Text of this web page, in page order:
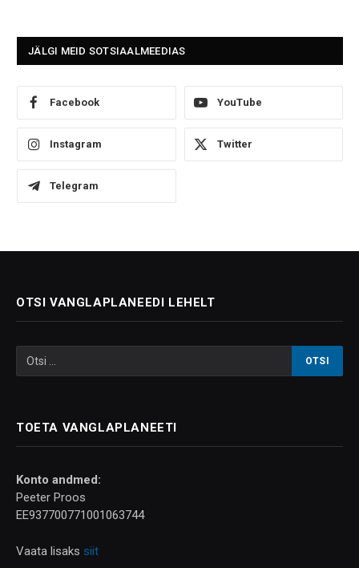
JÄLGI MEID SOTSIAALMEEDIAS
Facebook YouTube
Instagram Twitter
Telegram
OTSI VANGLAPLANEEDI LEHELT
TOETA VANGLAPLANEETI
Konto andmed:
Peeter Proos
EE937700771001063744
Vaata lisaks siit